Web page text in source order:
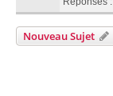
Nouveau Sujet